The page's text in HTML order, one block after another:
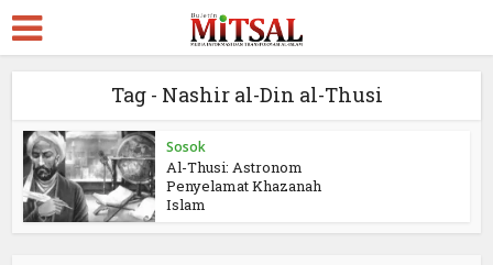
Tag - Nashir al-Din al-Thusi
Sosok
Al-Thusi: Astronom
Penyelamat Khazanah
Islam